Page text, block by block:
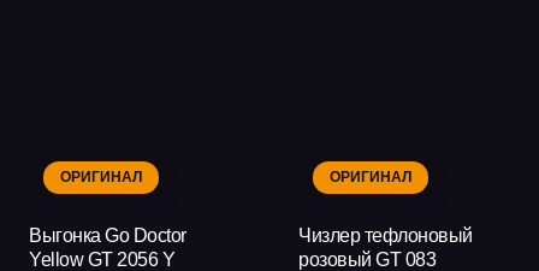
ОРИГИНАЛ
Выгонка Go Doctor
Yellow GT 2056 Y
ОРИГИНАЛ
Чизлер тефлоновый
розовый GT 083